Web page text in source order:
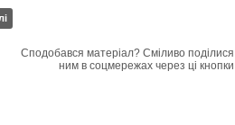
Сподобався матеріал? Сміливо поділися
ним в соцмережах через ці кнопки